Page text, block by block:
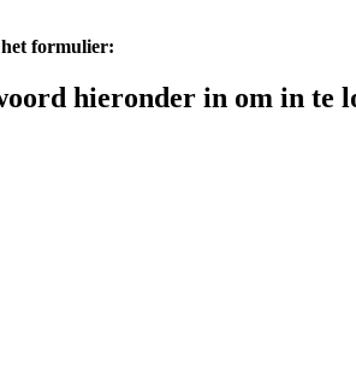
formulier:
hieronder in om in te